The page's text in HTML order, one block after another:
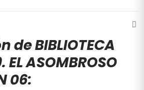
de BIBLIOTECA
EL ASOMBROSO
06: